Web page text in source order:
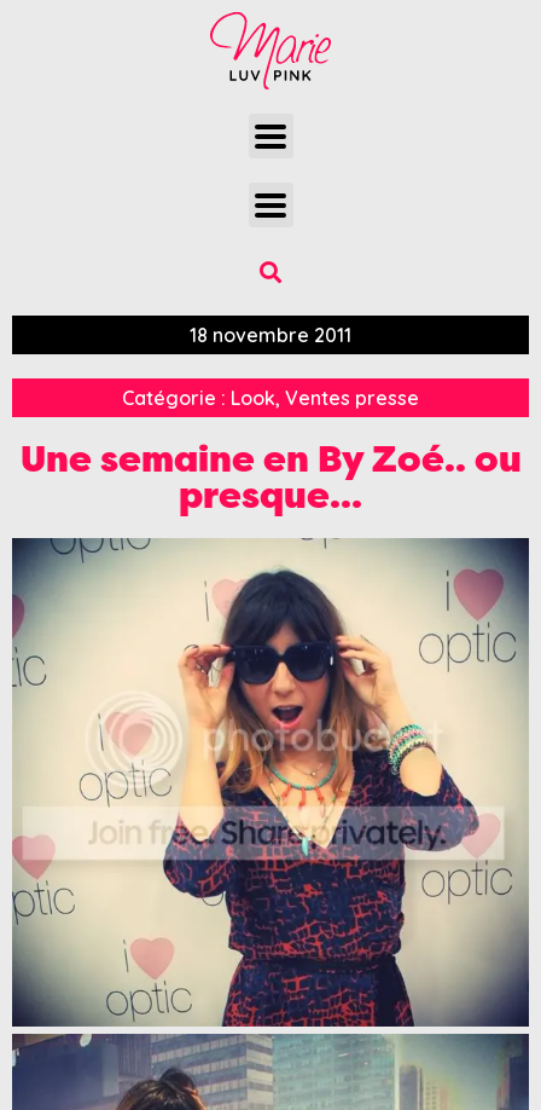
18 novembre 2011
Catégorie : Look, Ventes presse
Une semaine en By Zoé.. ou
presque…